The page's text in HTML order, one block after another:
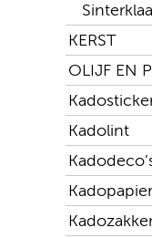
KERST
OLIJF EN
Kadolint
Kadopapier